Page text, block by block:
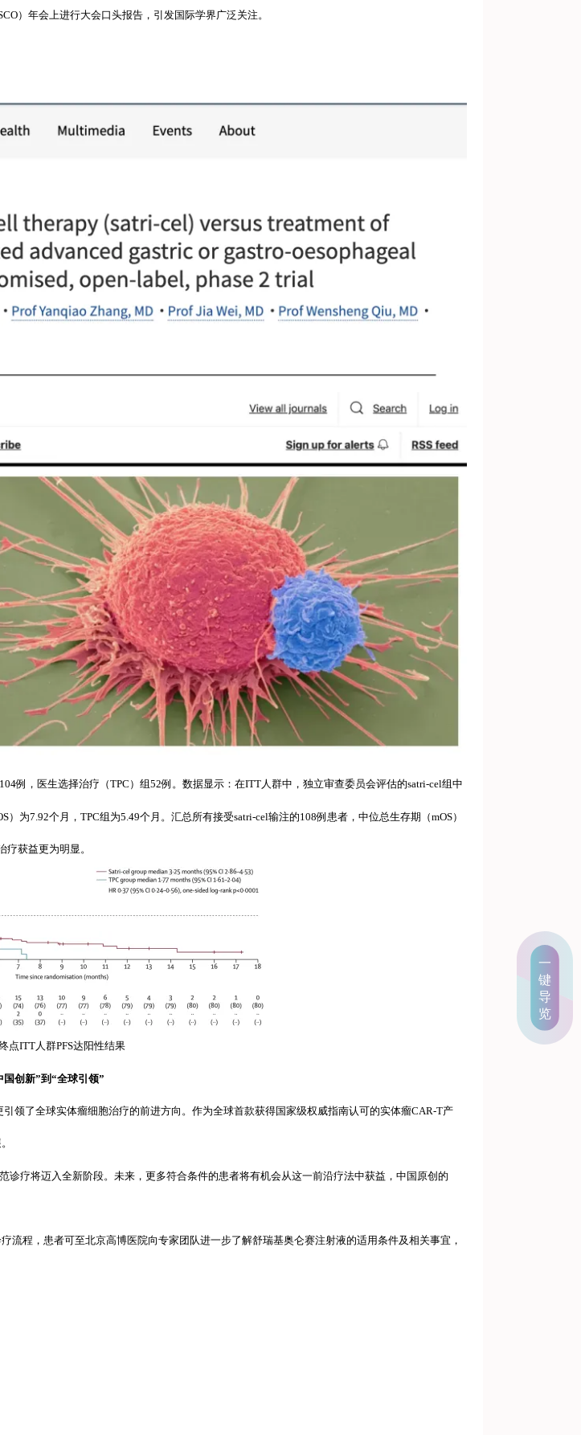
）年会上进行大会口头报告，引发国际学界广泛关注。
例，医生选择治疗（TPC）组52例。数据显示：在ITT人群中，独立审查委员会评估的satri-cel组中
为7.92个月，TPC组为5.49个月。汇总所有接受satri-cel输注的108例患者，中位总生存期（mOS）
获益更为明显。
点ITT人群PFS达阳性结果
国创新”到“全球引领”
领了全球实体瘤细胞治疗的前进方向。作为全球首款获得国家级权威指南认可的实体瘤CAR-T产
疗将迈入全新阶段。未来，更多符合条件的患者将有机会从这一前沿疗法中获益，中国原创的
程，患者可至北京高博医院向专家团队进一步了解舒瑞基奥仑赛注射液的适用条件及相关事宜，
一
键
导
览